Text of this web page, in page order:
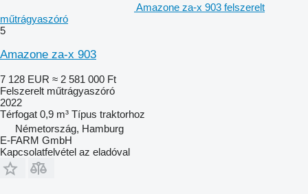
Amazone za-x 903 felszerelt
műtrágyaszóró
5
Amazone za-x 903
7 128 EUR ≈ 2 581 000 Ft
Felszerelt műtrágyaszóró
2022
Térfogat 0,9 m³ Típus traktorhoz
Németország, Hamburg
E-FARM GmbH
Kapcsolatfelvétel az eladóval